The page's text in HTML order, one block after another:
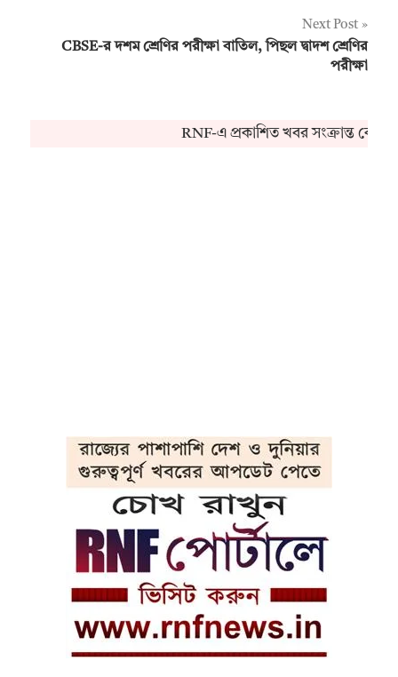
Next Post
CBSE-র দশম শ্রেণির পরীক্ষা বাতিল, পিছল দ্বাদশ শ্রেণির
পরীক্ষা
RNF-এ প্রকাশিত খবর সংক্রান্ত